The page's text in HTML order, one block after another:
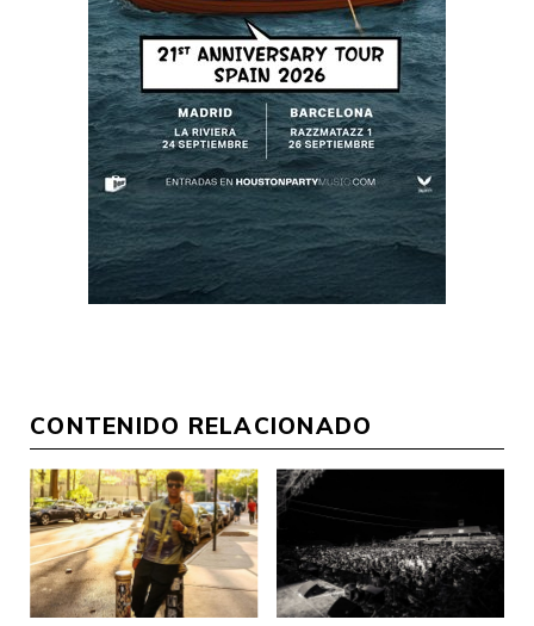
CONTENIDO RELACIONADO